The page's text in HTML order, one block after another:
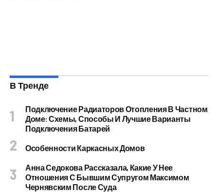
В Тренде
Подключение Радиаторов Отопления В Частном
Доме: Схемы, Способы И Лучшие Варианты
Подключения Батарей
Особенности Каркасных Домов
Анна Седокова Рассказала, Какие У Нее
Отношения С Бывшим Супругом Максимом
Чернявским После Суда